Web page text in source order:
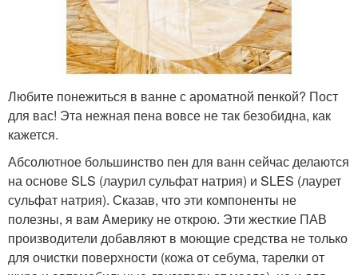
Любите понежиться в ванне с ароматной пенкой? Пост
для вас! Эта нежная пена вовсе не так безобидна, как
кажется.
Абсолютное большинство пен для ванн сейчас делаются
на основе SLS (лаурил сульфат натрия) и SLES (лаурет
сульфат натрия). Сказав, что эти компоненты не
полезны, я вам Америку не открою. Эти жесткие ПАВ
производители добавляют в моющие средства не только
для очистки поверхности (кожа от себума, тарелки от